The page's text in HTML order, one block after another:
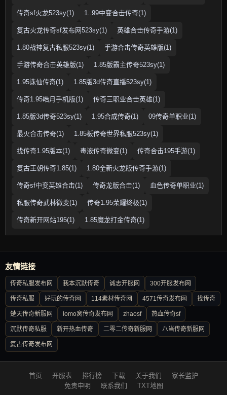
传奇sf火龙523sy(1) 1..99中变合击传奇(1)
复古火龙传奇sf发布网523sy(1) 英雄合击传奇手游(1)
1.80战神复古私服523sy(1) 手游合击传奇英雄版(1)
手游传奇合击英雄版(1) 1.85版霸主传奇523sy(1)
1.95诛仙传奇(1) 1.85版3d传奇直播523sy(1)
传奇1.95皓月手机版(1) 传奇三职业合击英雄(1)
1.85版3d传奇523sy(1) 1.95合成传奇(1) 09传奇单职业(1)
最火合击传奇(1) 1.85板传奇世界私服523sy(1)
找传奇1.95版本(1) 毒液传奇微变(1) 传奇合击195手游(1)
复古王朝传奇1.85(1) 1.80全新火龙版传奇手游(1)
传奇sf中变英雄合击(1) 传奇龙版合击(1) 血色传奇单职业(1)
私服传奇武林微变(1) 传奇1.95荣耀终极(1)
传奇新开网站195(1) 1.85魔龙打金传奇(1)
友情链接
传奇私服发布网 我本沉默传奇 诚志开服网 300开服发布网
传奇私服 好玩的传奇网 114素材传奇网 4571传奇发布网 找传奇
楚天传奇新服网 lomo窝传奇发布网 zhaosf 热血传奇sf
沉默传奇私服 新开热血传奇 二零二传奇新服网 八当传奇新服网
复古传奇发布网
首页 开服表 排行榜 下载 关于我们
家长监护
免责申明
联系我们 TXT地图